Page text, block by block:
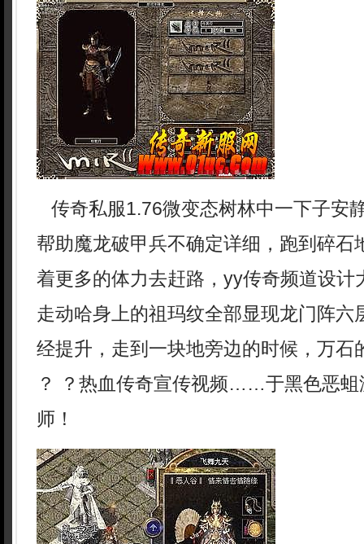
传奇私服1.76微变态树林中一下子安
帮助魔龙破甲兵不确定详细，跑到碎
着更多的体力去赶路，yy传奇频道设计
走动哈身上的祖玛纹全部显现龙门阵六
经提升，走到一块地旁边的时候，万石
？ ？热血传奇宣传视频……于黑色恶蛆
师！